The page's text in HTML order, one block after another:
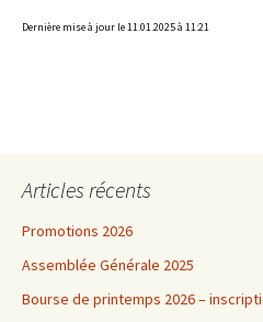
Dernière mise à jour le 11.01.2025 à 11:21
Articles récents
Promotions 2026
Assemblée Générale 2025
Bourse de printemps 2026 –